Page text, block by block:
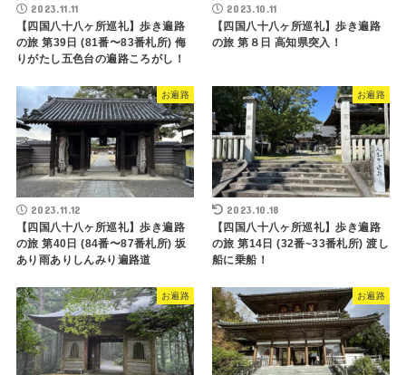
2023.11.11
【四国八十八ヶ所巡礼】歩き遍路
の旅 第39日 (81番〜83番札所) 侮
りがたし五色台の遍路ころがし！
2023.10.11
【四国八十八ヶ所巡礼】歩き遍路
の旅 第８日 高知県突入！
お遍路
2023.11.12
【四国八十八ヶ所巡礼】歩き遍路
の旅 第40日 (84番〜87番札所) 坂
あり雨ありしんみり遍路道
お遍路
2023.10.18
【四国八十八ヶ所巡礼】歩き遍路
の旅 第14日 (32番~33番札所) 渡し
船に乗船！
お遍路 お遍路